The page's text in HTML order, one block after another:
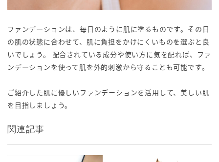
ファンデーションは、毎日のように肌に塗るものです。その日
の肌の状態に合わせて、肌に負担をかけにくいものを選ぶと良
いでしょう。 配合されている成分や使い方に気を配れば、ファ
ンデーションを使って肌を外的刺激から守ることも可能です。
ご紹介した肌に優しいファンデーションを活用して、美しい肌
を目指しましょう。
関連記事